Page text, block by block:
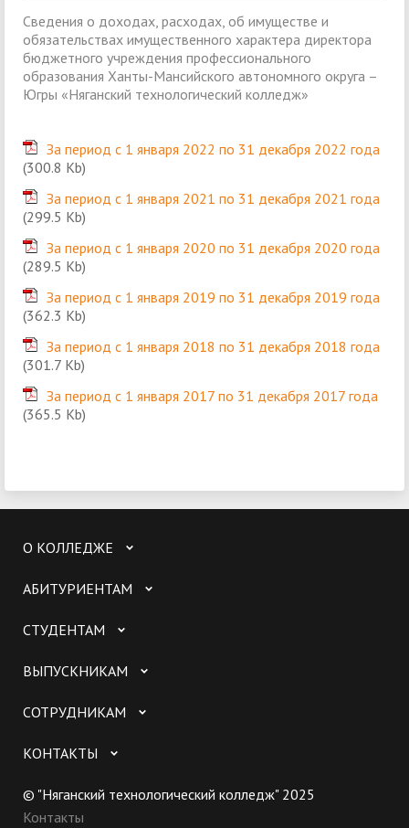
Сведения о доходах, расходах, об имуществе и
обязательствах имущественного характера директора
бюджетного учреждения профессионального
образования Ханты-Мансийского автономного округа –
Югры «Няганский технологический колледж»
За период с 1 января 2022 по 31 декабря 2022 года
(300.8 Kb)
За период с 1 января 2021 по 31 декабря 2021 года
(299.5 Kb)
За период с 1 января 2020 по 31 декабря 2020 года
(289.5 Kb)
За период с 1 января 2019 по 31 декабря 2019 года
(362.3 Kb)
За период с 1 января 2018 по 31 декабря 2018 года
(301.7 Kb)
За период с 1 января 2017 по 31 декабря 2017 года
(365.5 Kb)
О КОЛЛЕДЖЕ
АБИТУРИЕНТАМ
СТУДЕНТАМ
ВЫПУСКНИКАМ
СОТРУДНИКАМ
КОНТАКТЫ
© "Няганский технологический колледж" 2025
Контакты